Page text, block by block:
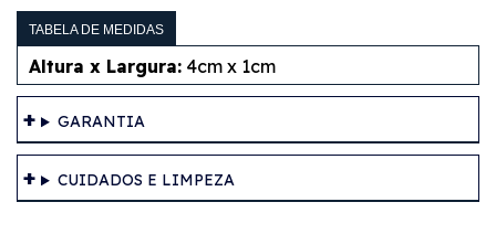
TABELA DE MEDIDAS
Altura x Largura: 4cm x 1cm
GARANTIA
CUIDADOS E LIMPEZA